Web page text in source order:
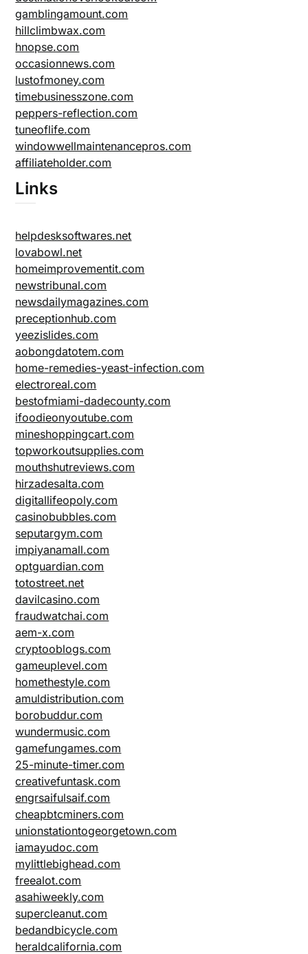
gamblingamount.com
hillclimbwax.com
hnopse.com
occasionnews.com
lustofmoney.com
timebusinesszone.com
peppers-reflection.com
tuneoflife.com
windowwellmaintenancepros.com
affiliateholder.com
Links
helpdesksoftwares.net
lovabowl.net
homeimprovementit.com
newstribunal.com
newsdailymagazines.com
preceptionhub.com
yeezislides.com
aobongdatotem.com
home-remedies-yeast-infection.com
electroreal.com
bestofmiami-dadecounty.com
ifoodieonyoutube.com
mineshoppingcart.com
topworkoutsupplies.com
mouthshutreviews.com
hirzadesalta.com
digitallifeopoly.com
casinobubbles.com
seputargym.com
impiyanamall.com
optguardian.com
totostreet.net
davilcasino.com
fraudwatchai.com
aem-x.com
cryptooblogs.com
gameuplevel.com
homethestyle.com
amuldistribution.com
borobuddur.com
wundermusic.com
gamefungames.com
25-minute-timer.com
creativefuntask.com
engrsaifulsaif.com
cheapbtcminers.com
unionstationtogeorgetown.com
iamayudoc.com
mylittlebighead.com
freealot.com
asahiweekly.com
supercleanut.com
bedandbicycle.com
heraldcalifornia.com